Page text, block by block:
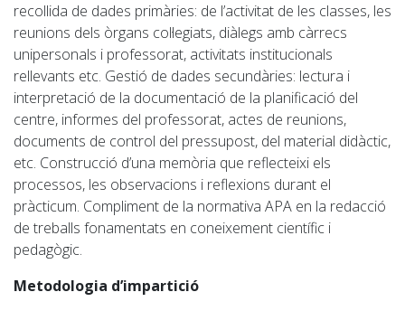
recollida de dades primàries: de l’activitat de les classes, les
reunions dels òrgans col·legiats, diàlegs amb càrrecs
unipersonals i professorat, activitats institucionals
rellevants etc. Gestió de dades secundàries: lectura i
interpretació de la documentació de la planificació del
centre, informes del professorat, actes de reunions,
documents de control del pressupost, del material didàctic,
etc. Construcció d’una memòria que reflecteixi els
processos, les observacions i reflexions durant el
pràcticum. Compliment de la normativa APA en la redacció
de treballs fonamentats en coneixement científic i
pedagògic.
Metodologia d’impartició